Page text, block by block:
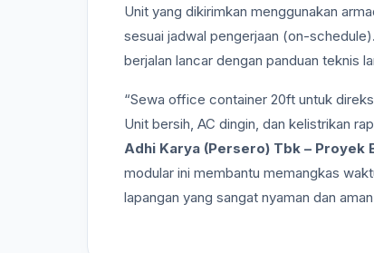
Unit yang dikirimkan menggunakan
sesuai jadwal pengerjaan (on-
berjalan lancar dengan panduan teknis
“Sewa office container 20ft untuk
Unit bersih, AC dingin, dan kelistrikan
Adhi Karya (Persero) Tbk – Proyek
modular ini membantu memangkas
lapangan yang sangat nyaman dan